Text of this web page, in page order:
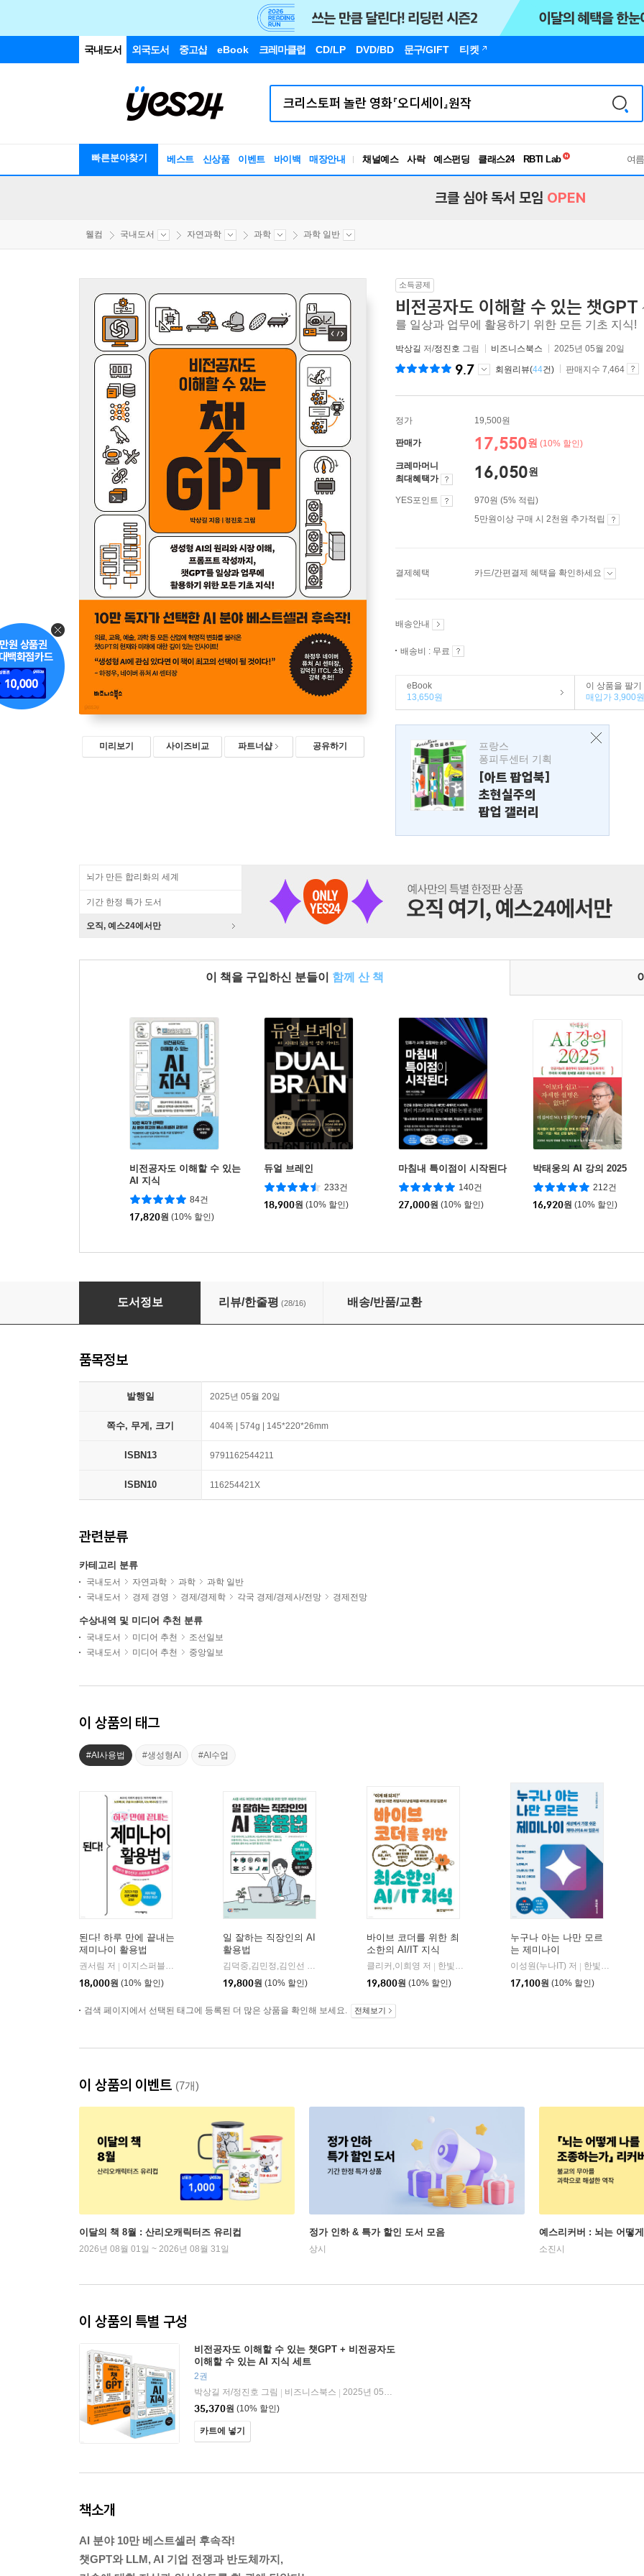
국내도서 외국도서 중고샵 eBook 크레마클럽 CD/LP DVD/BD 문구/GIFT 티켓
빠른분야찾기 베스트 신상품 이벤트 바이백 매장안내 채널예스 사락 예스펀딩 클래스24
RBTI Lab
독서유형검사
여
크클 심야 독서 모임 OPEN
웰컴 국내도서 자연과학 과학 과학 일반
미리보기 사이즈비교 파트너샵 공유하기
소득공제
비전공자도 이해할 수 있는 챗GPT
를 일상과 업무에 활용하기 위한 모든 기초 지식!
박상길 저/정진호 그림 비즈니스북스 2025년 05월 20일
9.7 회원리뷰(44건) 판매지수 7,464
정가 19,500원
판매가 17,550원 (10% 할인)
크레마머니
최대혜택가
16,050원
YES포인트
970원 (5% 적립)
5만원이상 구매 시 2천원 추가적립
결제혜택 카드/간편결제 혜택을 확인하세요
배송안내
배송비 : 무료
eBook
13,650원
이 상품을 팔기
매입가 3,900원
프랑스
퐁피두센터 기획
[아트 팝업북]
초현실주의
팝업 갤러리
뇌가 만든 합리화의 세계
기간 한정 특가 도서
오직, 예스24에서만
이 책을 구입하신 분들이 함께 산 책
비전공자도 이해할 수 있는
AI 지식
84건
17,820원 (10% 할인)
듀얼 브레인
233건
18,900원 (10% 할인)
마침내 특이점이 시작된다
140건
27,000원 (10% 할인)
박태웅의 AI 강의 2025
212건
16,920원 (10% 할인)
비전공자도 이해할 수 있는 챗GPT
도서정보 리뷰/한줄평 (28/16) 배송/반품/교환
품목정보
발행일 2025년 05월 20일
쪽수, 무게, 크기 404쪽 | 574g | 145*220*26mm
ISBN13 9791162544211
ISBN10 116254421X
관련분류
카테고리 분류
국내도서 자연과학 과학
과학 일반
국내도서
경제 경영 경제/경제학 각국 경제/경제사/전망 경제전망
수상내역 및 미디어 추천 분류
국내도서 미디어 추천
조선일보
국내도서
미디어 추천 중앙일보
이 상품의 태그
#AI사용법 #생성형AI #AI수업
된다! 하루 만에 끝내는
제미나이 활용법
권서림 저
이지스퍼블리싱
18,000원 (10% 할인)
일 잘하는 직장인의 AI
활용법
김덕중,김민정,김인선 저
19,800원 (10% 할인)
바이브 코더를 위한 최
소한의 AI/IT 지식
클리커,이희영 저
한빛미디어
19,800원 (10% 할인)
누구나 아는 나만 모르
는 제미나이
이성원(누나IT) 저
한빛미디어
17,100원 (10% 할인)
검색 페이지에서 선택된 태그에 등록된 더 많은 상품을 확인해 보세요. 전체보기
이 상품의 이벤트 (7개)
이달의 책 8월 : 산리오캐릭터즈 유리컵
2026년 08월 01일 ~ 2026년 08월 31일
정가 인하 & 특가 할인 도서 모음
상시
예스리커버 : 뇌는 어떻
소진시
이 상품의 특별 구성
비전공자도 이해할 수 있는 챗GPT + 비전공자도
이해할 수 있는 AI 지식 세트
2권
박상길 저/정진호 그림
비즈니스북스
2025년 05월 20일
35,370원 (10% 할인)
카트에 넣기
책소개
AI 분야 10만 베스트셀러 후속작!
챗GPT와 LLM, AI 기업 전쟁과 반도체까지,